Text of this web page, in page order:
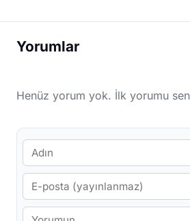
Yorumlar
Henüz yorum yok. İlk yorumu